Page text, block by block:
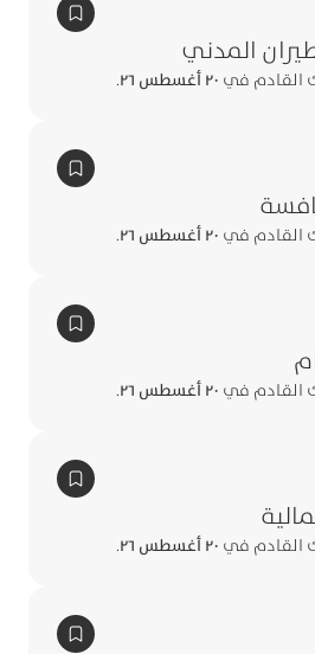
المدني
القادم في ٢٠ أغسطس ٢٦ .
القادم في ٢٠ أغسطس ٢٦ .
القادم في ٢٠ أغسطس ٢٦ .
القادم في ٢٠ أغسطس ٢٦ .